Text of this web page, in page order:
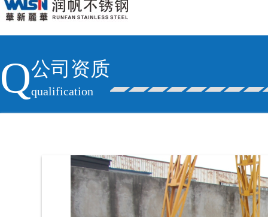
Q公司资质
qualification